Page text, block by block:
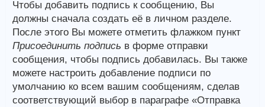
Чтобы добавить подпись к сообщению, Вы
должны сначала создать её в личном разделе.
После этого Вы можете отметить флажком пункт
Присоединить подпись в форме отправки
сообщения, чтобы подпись добавилась. Вы также
можете настроить добавление подписи по
умолчанию ко всем вашим сообщениям, сделав
соответствующий выбор в параграфе «Отправка